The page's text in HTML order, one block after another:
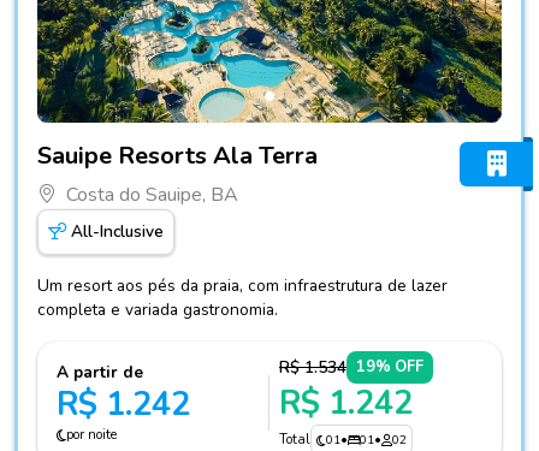
Sauipe Resorts Ala Terra
Costa do Sauipe, BA
All-Inclusive
Um resort aos pés da praia, com infraestrutura de lazer
completa e variada gastronomia.
A partir de
R$ 1.242
por noite
R$ 1.534 19% OFF
R$ 1.242
Total 01• 01• 02